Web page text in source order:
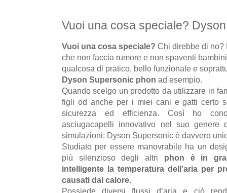
Vuoi una cosa speciale?
Vuoi una cosa speciale? Chi direbbe di no?
che non faccia rumore e non spaventi
qualcosa di pratico, bello funzionale e
Dyson Supersonic phon ad esempio.
Quando scelgo un prodotto da utilizzare in
figli od anche per i miei cani e gatti certo
sicurezza ed efficienza. Così ho
asciugacapelli innovativo nel suo
simulazioni: Dyson Supersonic è davvero
Studiato per essere manovrabile ha un
più silenzioso degli altri phon
è in
intelligente la temperatura dell’aria per
causati dal calore.
Possiede diversi flussi d’aria e ciò